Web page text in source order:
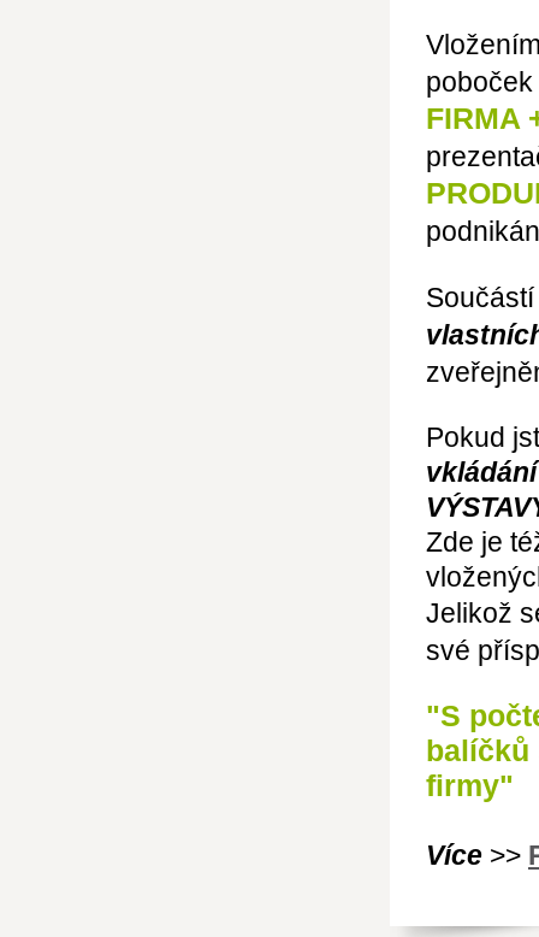
FIRMA
Pokud
Zde je
Jelikož
své
"S
balíčků
firmy"
Více >>